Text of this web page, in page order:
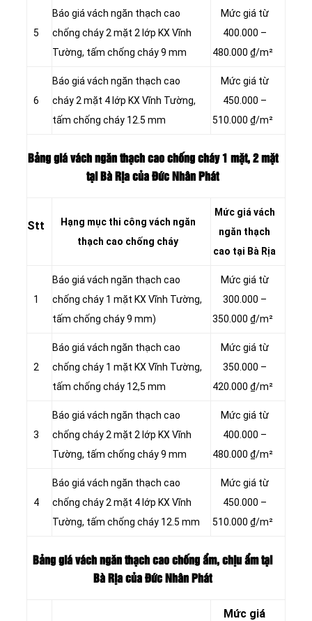
5
Báo giá vách ngăn thạch cao
chống cháy 2 mặt 2 lớp KX Vĩnh
Tường, tấm chống cháy 9 mm
Mức giá từ
400.000 –
480.000 ₫/m²
6
Báo giá vách ngăn thạch cao
cháy 2 mặt 4 lớp KX Vĩnh Tường,
tấm chống cháy 12.5 mm
Mức giá từ
450.000 –
510.000 ₫/m²
Bảng giá vách ngăn thạch cao chống cháy 1 mặt, 2 mặt
tại Bà Rịa của Đức Nhân Phát
Stt
Hạng mục thi công vách ngăn
thạch cao chống cháy
Mức giá vách
ngăn thạch
cao tại Bà Rịa
1
Báo giá vách ngăn thạch cao
chống cháy 1 mặt KX Vĩnh Tường,
tấm chống cháy 9 mm)
Mức giá từ
300.000 –
350.000 ₫/m²
2
Báo giá vách ngăn thạch cao
chống cháy 1 mặt KX Vĩnh Tường,
tấm chống cháy 12,5 mm
Mức giá từ
350.000 –
420.000 ₫/m²
3
Báo giá vách ngăn thạch cao
chống cháy 2 mặt 2 lớp KX Vĩnh
Tường, tấm chống cháy 9 mm
Mức giá từ
400.000 –
480.000 ₫/m²
4
Báo giá vách ngăn thạch cao
chống cháy 2 mặt 4 lớp KX Vĩnh
Tường, tấm chống cháy 12.5 mm
Mức giá từ
450.000 –
510.000 ₫/m²
Bảng giá vách ngăn thạch cao chống ẩm, chịu ẩm tại
Bà Rịa của Đức Nhân Phát
Mức giá